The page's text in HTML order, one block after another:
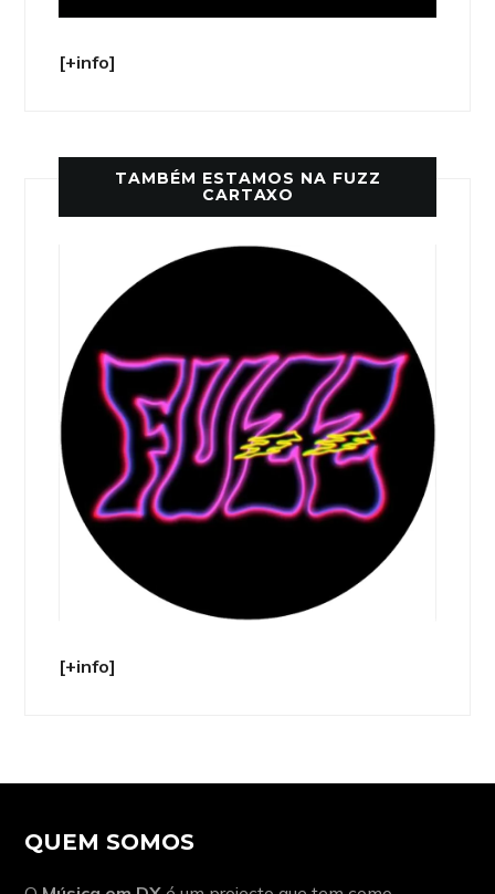
[+info]
TAMBÉM ESTAMOS NA FUZZ
CARTAXO
[+info]
QUEM SOMOS